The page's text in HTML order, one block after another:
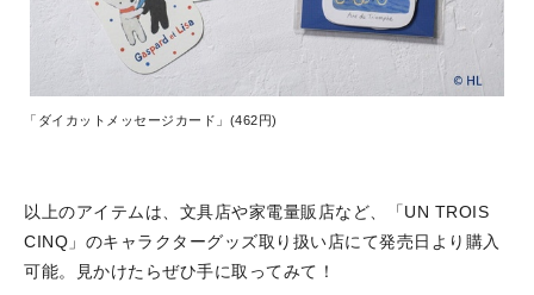
「ダイカットメッセージカード」(462円)
以上のアイテムは、文具店や家電量販店など、「UN TROIS
CINQ」のキャラクターグッズ取り扱い店にて発売日より購入
可能。見かけたらぜひ手に取ってみて！